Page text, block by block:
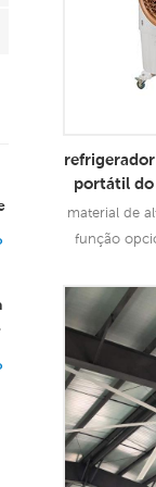
portátil
da CA do
material de
função
centrífugo